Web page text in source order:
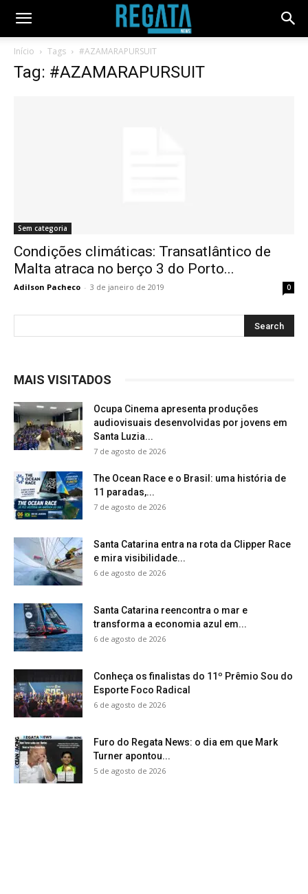
Início Tags #AZAMARAPURSUIT
Tag: #AZAMARAPURSUIT
Sem categoria
Condições climáticas: Transatlântico de
Malta atraca no berço 3 do Porto...
Adilson Pacheco - 3 de janeiro de 2019 0
MAIS VISITADOS
Ocupa Cinema apresenta produções
audiovisuais desenvolvidas por jovens em
Santa Luzia...
7 de agosto de 2026
The Ocean Race e o Brasil: uma história de
11 paradas,...
7 de agosto de 2026
Santa Catarina entra na rota da Clipper Race
e mira visibilidade...
6 de agosto de 2026
Santa Catarina reencontra o mar e
transforma a economia azul em...
6 de agosto de 2026
Conheça os finalistas do 11º Prêmio Sou do
Esporte Foco Radical
6 de agosto de 2026
Furo do Regata News: o dia em que Mark
Turner apontou...
5 de agosto de 2026